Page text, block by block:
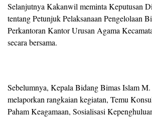
Selanjutnya Kakanwil meminta Keputusan
tentang Petunjuk Pelaksanaan Pengelolaan
Perkantoran Kantor Urusan Agama
secara bersama.
Sebelumnya, Kepala Bidang Bimas Islam
melaporkan rangkaian kegiatan, Temu
Paham Keagamaan, Sosialisasi